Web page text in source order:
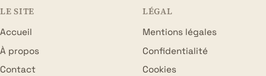
LE SITE
Accueil
À propos
Contact
LÉGAL
Mentions légales
Confidentialité
Cookies